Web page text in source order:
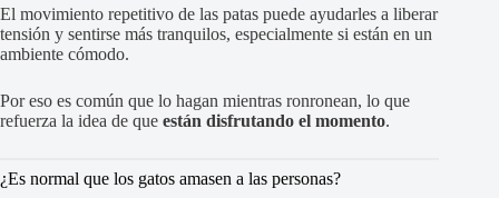
El movimiento repetitivo de las patas puede ayudarles a liberar
tensión y sentirse más tranquilos, especialmente si están en un
ambiente cómodo.
Por eso es común que lo hagan mientras ronronean, lo que
refuerza la idea de que están disfrutando el momento.
¿Es normal que los gatos amasen a las personas?